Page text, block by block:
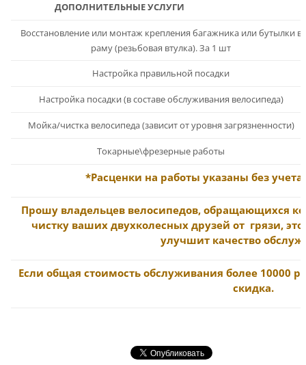
ДОПОЛНИТЕЛЬНЫЕ УСЛУГИ
Восстановление или монтаж крепления багажника или бутылки в
раму (резьбовая втулка). За 1 шт
Настройка правильной посадки
Настройка посадки (в составе обслуживания велосипеда)
Мойка/чистка велосипеда (зависит от уровня загрязненности)
Токарные\фрезерные работы
*Расценки на работы указаны без
Прошу владельцев велосипедов, обращающихся
чистку ваших двухколесных друзей от грязи,
улучшит качество
Если общая стоимость обслуживания более 10000
скидка.